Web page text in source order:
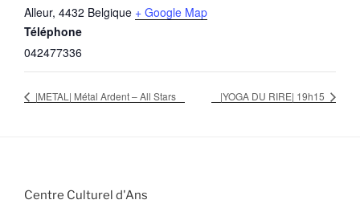
Alleur, 4432 Belgique + Google Map
Téléphone
042477336
|METAL| Métal Ardent – All Stars |YOGA DU RIRE| 19h15
Centre Culturel d'Ans